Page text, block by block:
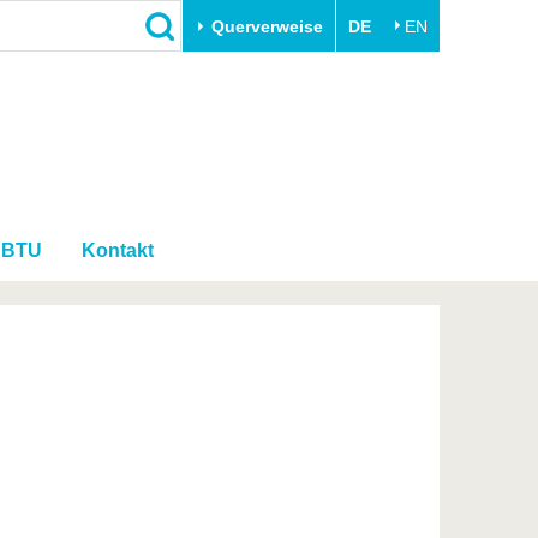
Querverweise DE EN
Forschungskooperationen
Gründen an der BTU
Kontakt